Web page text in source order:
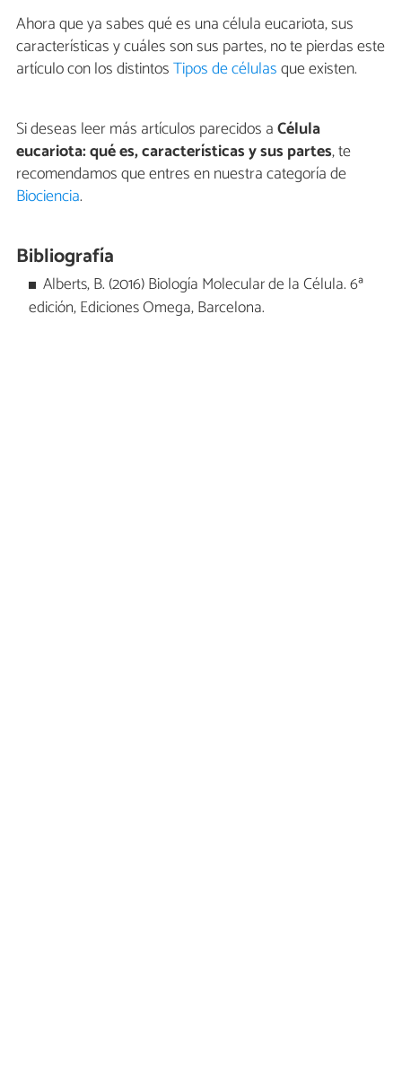
Ahora que ya sabes qué es una célula eucariota, sus
características y cuáles son sus partes, no te pierdas este
artículo con los distintosTipos de célulasque existen.
Si deseas leer más artículos parecidos aCélula
eucariota: qué es, características y sus partes, te
recomendamos que entres en nuestra categoría de
Biociencia.
Bibliografía
Alberts, B. (2016) Biología Molecular de la Célula. 6ª
edición, Ediciones Omega, Barcelona.